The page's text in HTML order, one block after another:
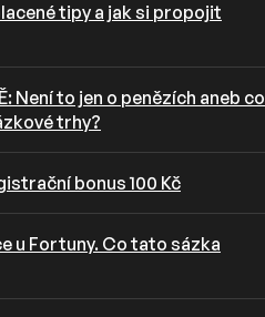
tipy a jak si propojit
Není to jen o penězích aneb co
trhy?
bonus 100 Kč
u Fortuny. Co tato sázka